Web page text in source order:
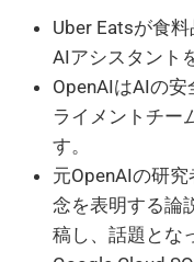
Uber Eatsが食
AIアシスタント
OpenAIはAIの
ライメントチー
す。
元OpenAIの研
念を表明する論
稿し、話題とな